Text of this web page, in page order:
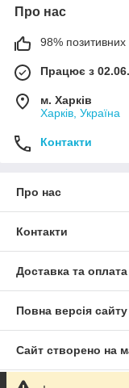
Про нас
98% позитивних
Працює з
м. Харків
Харків, Україна
Контакти
Про нас
Контакти
Доставка та оплата
Повна версія сайту
Сайт створено на